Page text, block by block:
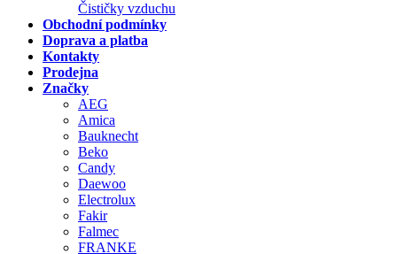
Čističky vzduchu
Obchodní podmínky
Doprava a platba
Kontakty
Prodejna
Značky
AEG
Amica
Bauknecht
Beko
Candy
Daewoo
Electrolux
Fakir
Falmec
FRANKE